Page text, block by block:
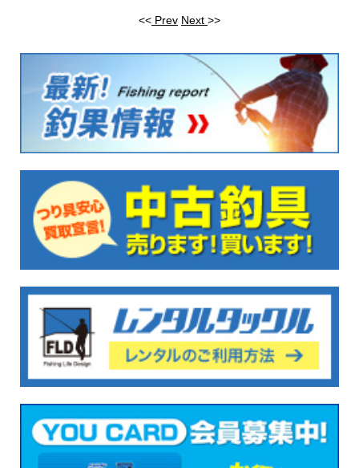
<< Prev Next >>